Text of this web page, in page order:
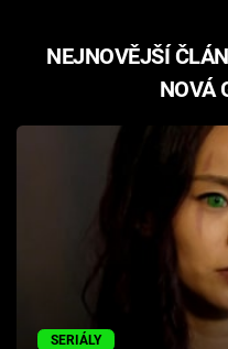
Cool Esport
NEJNOVĚJŠÍ
NOVÁ
SERIÁLY